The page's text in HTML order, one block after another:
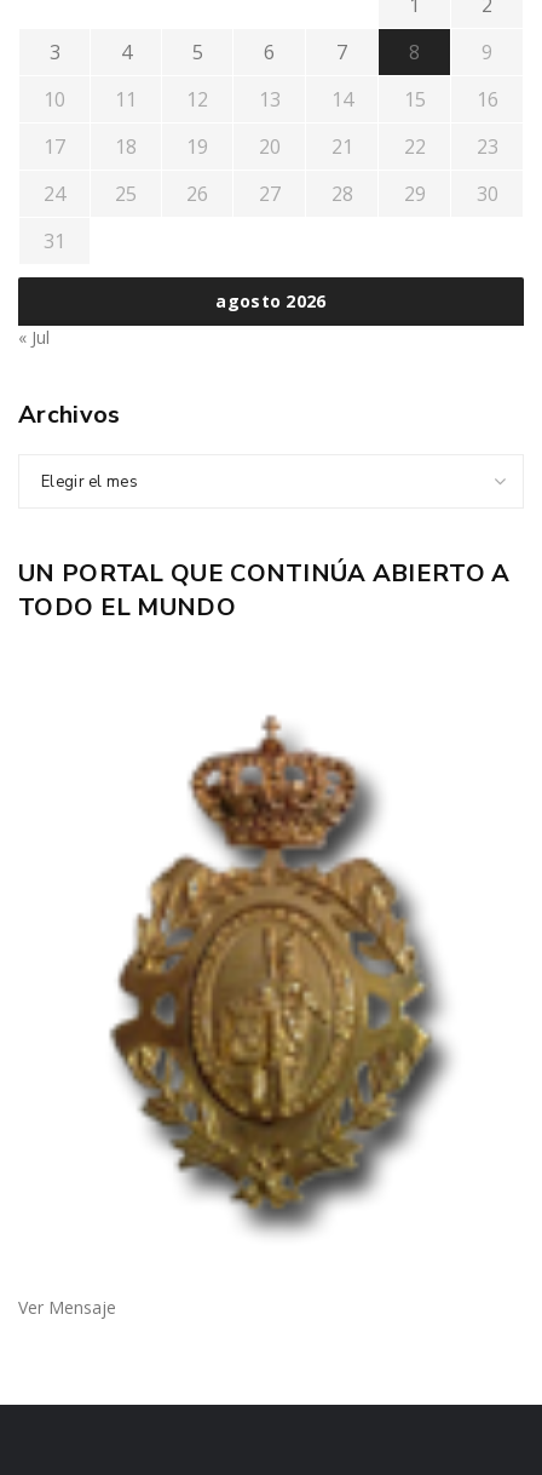
agosto 2026
3
4 5 6 7 8
9
10
11 12 13 14 15
16
17
18 19 20 21 22
23
24
25 26 27 28 29
30
31
« Jul
Archivos
Elegir el mes
UN PORTAL QUE CONTINÚA ABIERTO A
TODO EL MUNDO
Ver Mensaje